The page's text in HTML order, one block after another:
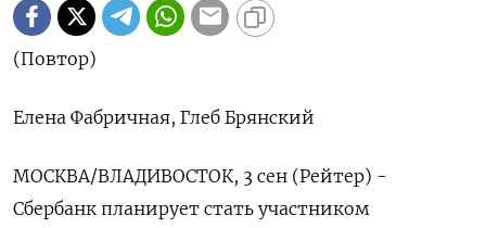
(Повтор)
Елена Фабричная, Глеб Брянский
МОСКВА/ВЛАДИВОСТОК, 3 сен (Рейтер) -
Сбербанк планирует стать участником